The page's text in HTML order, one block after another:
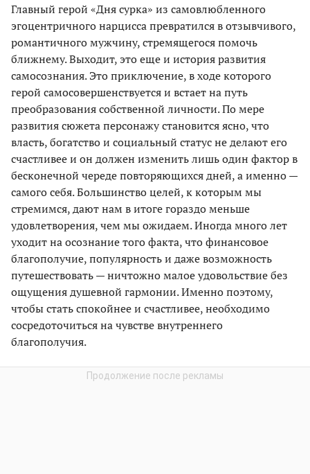
Главный герой «Дня сурка» из самовлюбленного
эгоцентричного нарцисса превратился в отзывчивого,
романтичного мужчину, стремящегося помочь
ближнему. Выходит, это еще и история развития
самосознания. Это приключение, в ходе которого
герой самосовершенствуется и встает на путь
преобразования собственной личности. По мере
развития сюжета персонажу становится ясно, что
власть, богатство и социальный статус не делают его
счастливее и он должен изменить лишь один фактор в
бесконечной череде повторяющихся дней, а именно —
самого себя. Большинство целей, к которым мы
стремимся, дают нам в итоге гораздо меньше
удовлетворения, чем мы ожидаем. Иногда много лет
уходит на осознание того факта, что финансовое
благополучие, популярность и даже возможность
путешествовать — ничтожно малое удовольствие без
ощущения душевной гармонии. Именно поэтому,
чтобы стать спокойнее и счастливее, необходимо
сосредоточиться на чувстве внутреннего
благополучия.